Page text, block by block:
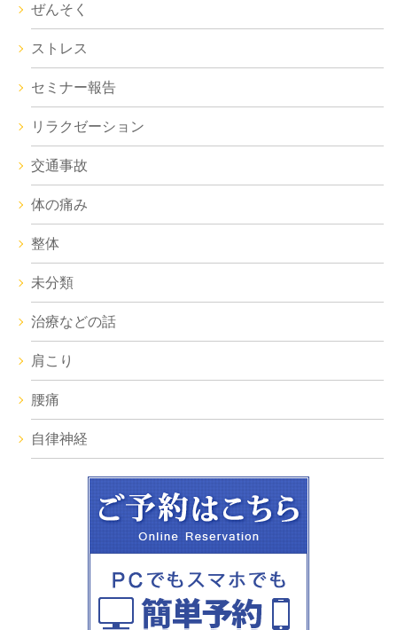
ぜんそく
ストレス
セミナー報告
リラクゼーション
交通事故
体の痛み
整体
未分類
治療などの話
肩こり
腰痛
自律神経